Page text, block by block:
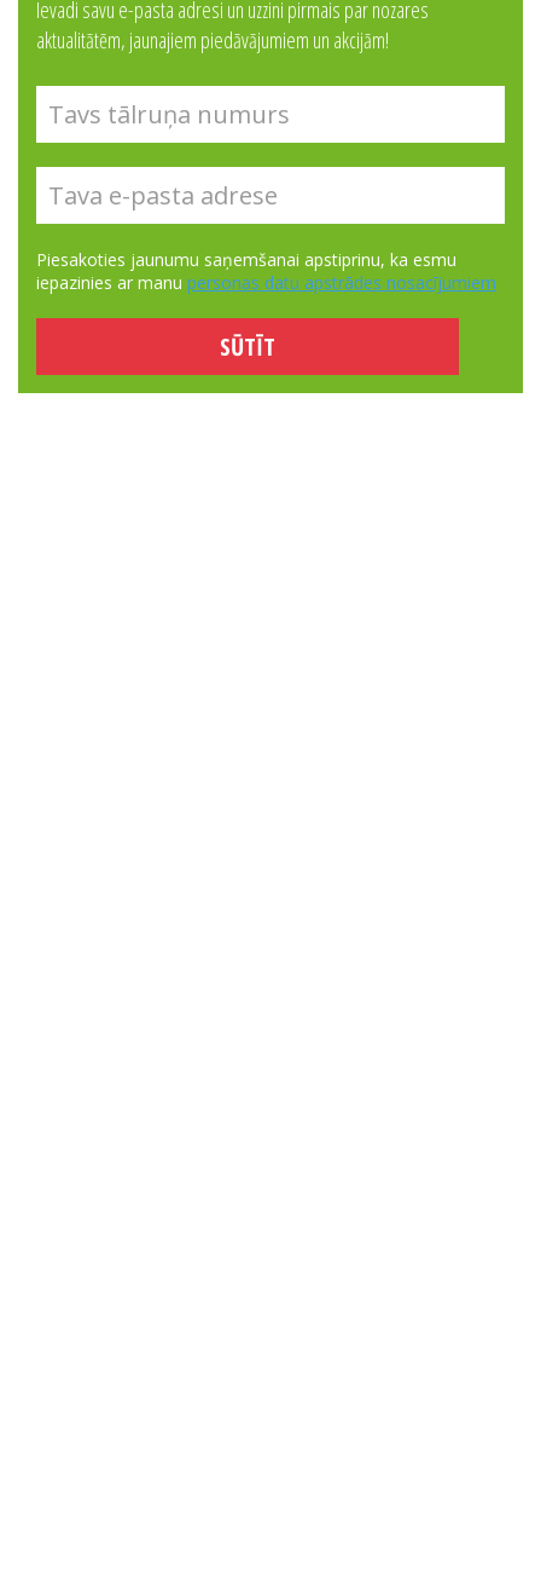
Ievadi savu e-pasta adresi un uzzini pirmais par nozares
aktualitātēm, jaunajiem piedāvājumiem un akcijām!
Piesakoties jaunumu saņemšanai apstiprinu, ka esmu
iepazinies ar manu personas datu apstrādes nosacījumiem